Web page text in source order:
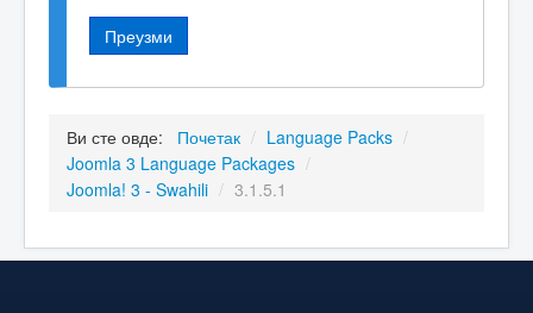
Преузми
Ви сте овде: Почетак / Language Packs /
Joomla 3 Language Packages /
Joomla! 3 - Swahili / 3.1.5.1